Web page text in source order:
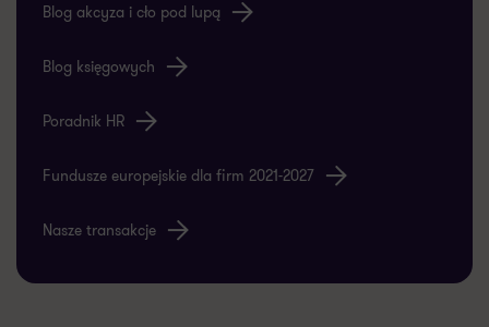
Blog akcyza i cło pod lupą
Blog księgowych
Poradnik HR
Fundusze europejskie dla firm 2021-2027
Nasze transakcje